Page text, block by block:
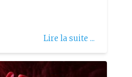
Lire la suite ...